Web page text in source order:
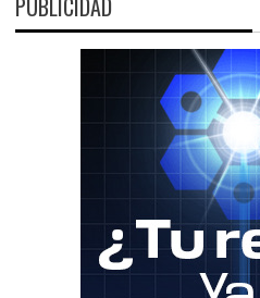
PUBLICIDAD